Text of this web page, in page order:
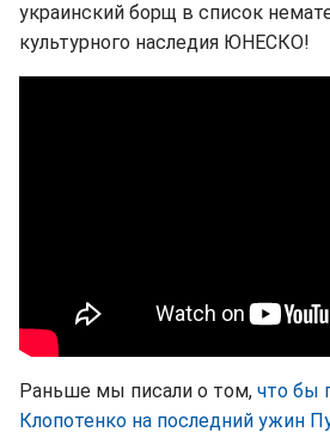
украинский борщ в список
культурного наследия ЮНЕСКО!
Раньше мы писали о том, что бы
Клопотенко на последний ужин